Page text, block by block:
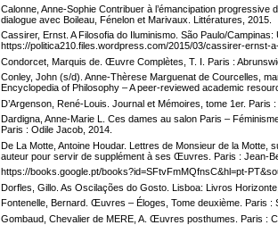
Calonne, Anne-Sophie Contribuer à l’émancipation progressive
dialogue avec Boileau, Fénelon et Marivaux. Littératures, 2015.
Cassirer, Ernst. A Filosofia do Iluminismo. São Paulo/Campinas:
https://politica210.files.wordpress.com/2015/03/cassirer-ernst-
Condorcet, Marquis de. Œuvre Complètes, T. I. Paris :
Conley, John (s/d). Anne-Thèrese Marguenat de Courcelles,
Encyclopedia of Philosophy – A peer-reviewed academic
D’Argenson, René-Louis. Journal et Mémoires, tome 1er. Paris
Dardigna, Anne-Marie L. Ces dames au salon Paris –
Paris : Odile Jacob, 2014.
De La Motte, Antoine Houdar. Lettres de Monsieur de la Motte,
auteur pour servir de supplément à ses Œuvres. Paris : Jean-
https://books.google.pt/books?id=SFtvFmMQfnsC&hl=pt-
Dorfles, Gillo. As Oscilações do Gosto. Lisboa: Livros Horizonte,
Fontenelle, Bernard. Œuvres – Éloges, Tome deuxième. Paris :
Gombaud, Chevalier de MERE, A. Œuvres posthumes. Paris :